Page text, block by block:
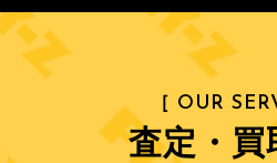
［ OUR
査定・買